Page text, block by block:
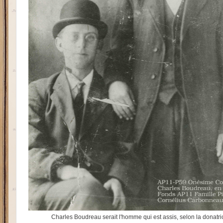
Charles Boudreau serait l'homme qui est assis, selon la